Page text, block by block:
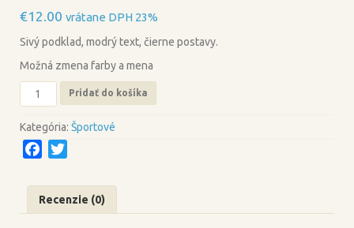
€12.00 vrátane DPH 23%
Sivý podklad, modrý text, čierne postavy.
Možná zmena farby a mena
množstvo
Držiak
medaile
hokej
futbal
Pridať do košíka
Kategória: Športové
c
e
i
t
Recenzie (0)